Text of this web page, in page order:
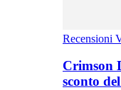
Recensioni
Crimson
sconto